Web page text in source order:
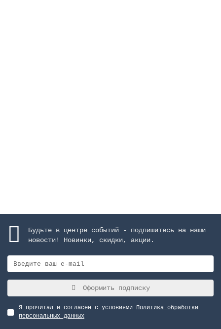
Будьте в центре событий - подпишитесь на наши
новости! Новинки, скидки, акции.
Оформить подписку
Я прочитал и согласен с условиями Политика обработки
персональных данных